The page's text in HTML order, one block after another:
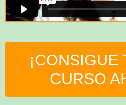
¡CONSIGUE
CURSO